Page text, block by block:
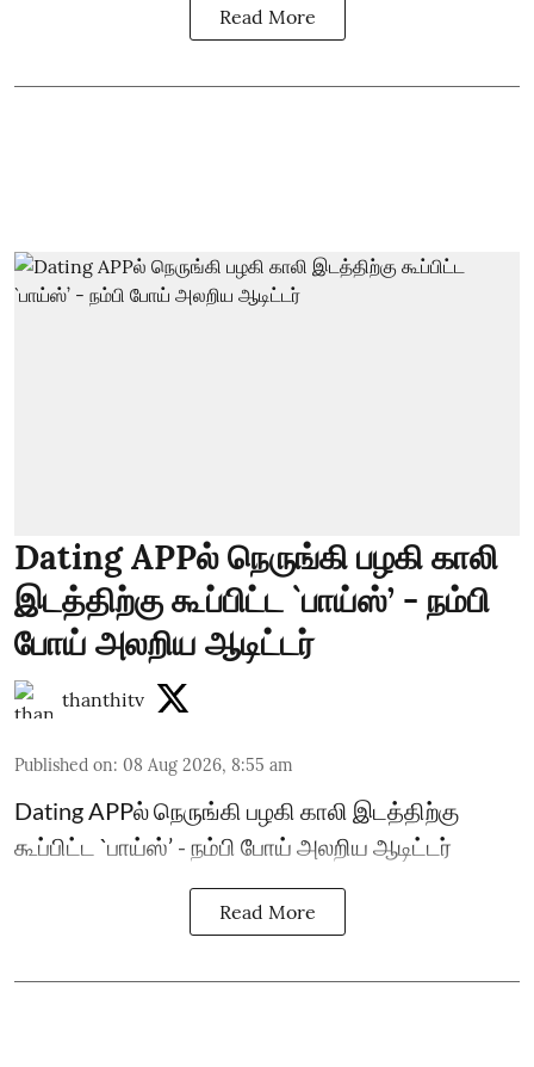
Read More
Dating APPல் நெருங்கி பழகி காலி
இடத்திற்கு கூப்பிட்ட `பாய்ஸ்’ - நம்பி
போய் அலறிய ஆடிட்டர்
thanthitv
Published on: 08 Aug 2026, 8:55 am
Dating APPல் நெருங்கி பழகி காலி இடத்திற்கு
கூப்பிட்ட `பாய்ஸ்’ - நம்பி போய் அலறிய ஆடிட்டர்
Read More